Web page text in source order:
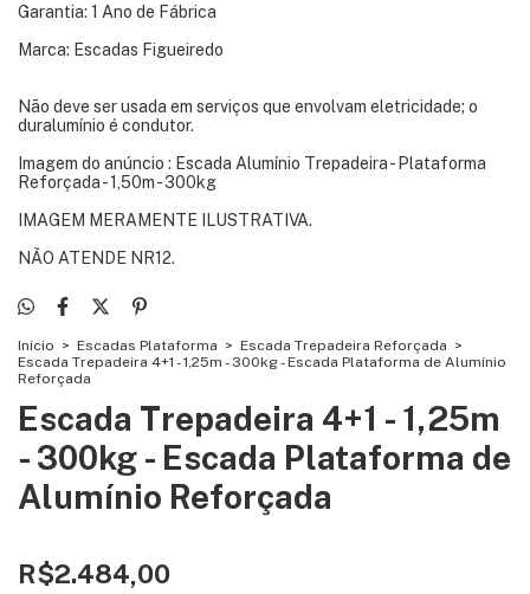
Garantia: 1 Ano de Fábrica
Marca: Escadas Figueiredo
Não deve ser usada em serviços que envolvam eletricidade; o
duralumínio é condutor.
Imagem do anúncio : Escada Alumínio Trepadeira - Plataforma
Reforçada - 1,50m - 300kg
IMAGEM MERAMENTE ILUSTRATIVA.
NÃO ATENDE NR12.
Início > Escadas Plataforma > Escada Trepadeira Reforçada >
Escada Trepadeira 4+1 - 1,25m - 300kg - Escada Plataforma de Alumínio
Reforçada
Escada Trepadeira 4+1 - 1,25m
- 300kg - Escada Plataforma de
Alumínio Reforçada
R$2.484,00